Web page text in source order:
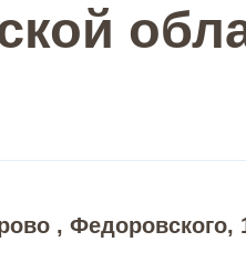
, Федоровского,